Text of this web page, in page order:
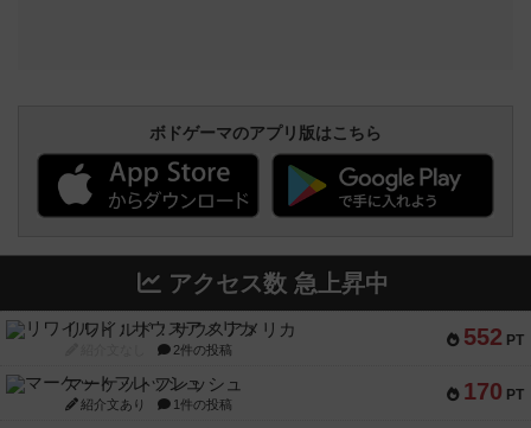
ボドゲーマのアプリ版はこちら
アクセス数 急上昇中
552 PT
リワイルド：サウスアメリカ
2件の投稿
170 PT
マーケットフレッシュ
紹介文あり 1件の投稿